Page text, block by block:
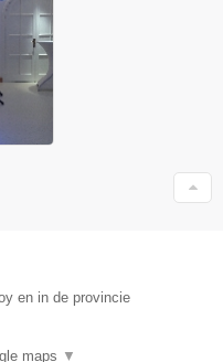
en in de provincie
maps ▼